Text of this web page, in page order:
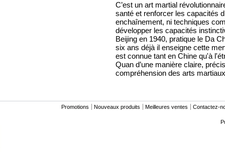
C’est un art martial
santé et renforcer les capacités
enchaînement, ni techniques
développer les capacités
Beijing en 1940, pratique le Da
six ans déjà il enseigne cette
est connue tant en Chine qu'à
Quan d’une manière claire,
compréhension des arts
Promotions Nouveaux produits Meilleures ventes
Contactez-